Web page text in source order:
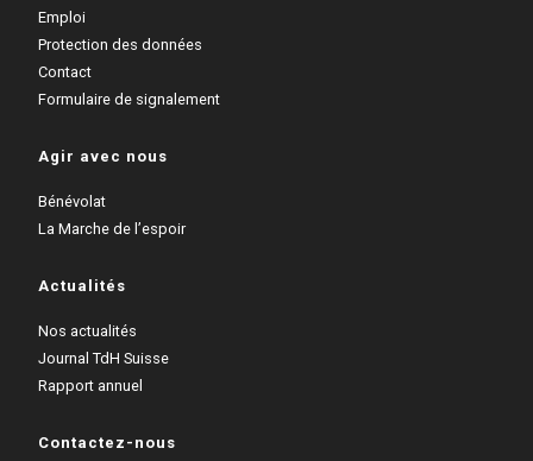
Emploi
Protection des données
Contact
Formulaire de signalement
Agir avec nous
Bénévolat
La Marche de l’espoir
Actualités
Nos actualités
Journal TdH Suisse
Rapport annuel
Contactez-nous